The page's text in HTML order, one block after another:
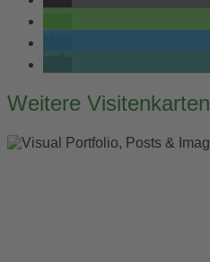
Post
Weitere Visitenkarten